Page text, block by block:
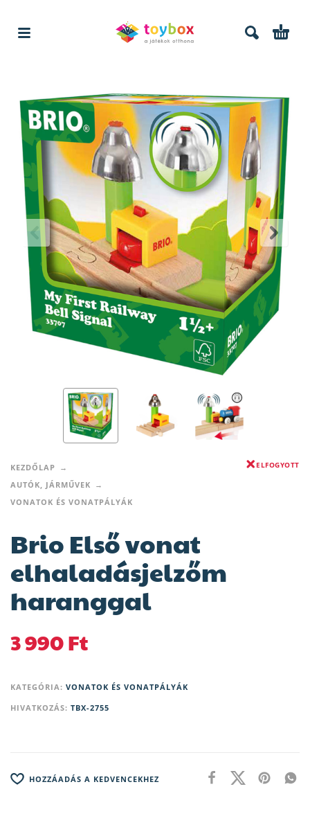
KEZDŐLAP
AUTÓK, JÁRMŰVEK
VONATOK ÉS VONATPÁLYÁK
ELFOGYOTT
Brio Első vonat
elhaladásjelzőm
haranggal
3 990Ft
KATEGÓRIA: VONATOK ÉS VONATPÁLYÁK
HIVATKOZÁS: TBX-2755
HOZZÁADÁS A KEDVENCEKHEZ